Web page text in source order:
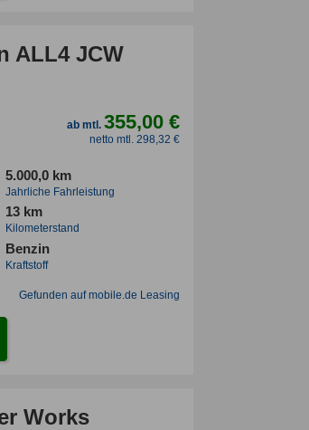
ALL4 JCW
ab mtl.355,00 €
netto mtl. 298,32 €
5.000,0 km
Jahrliche Fahrleistung
13 km
Kilometerstand
Benzin
Kraftstoff
Gefunden auf mobile.de Leasing
Works